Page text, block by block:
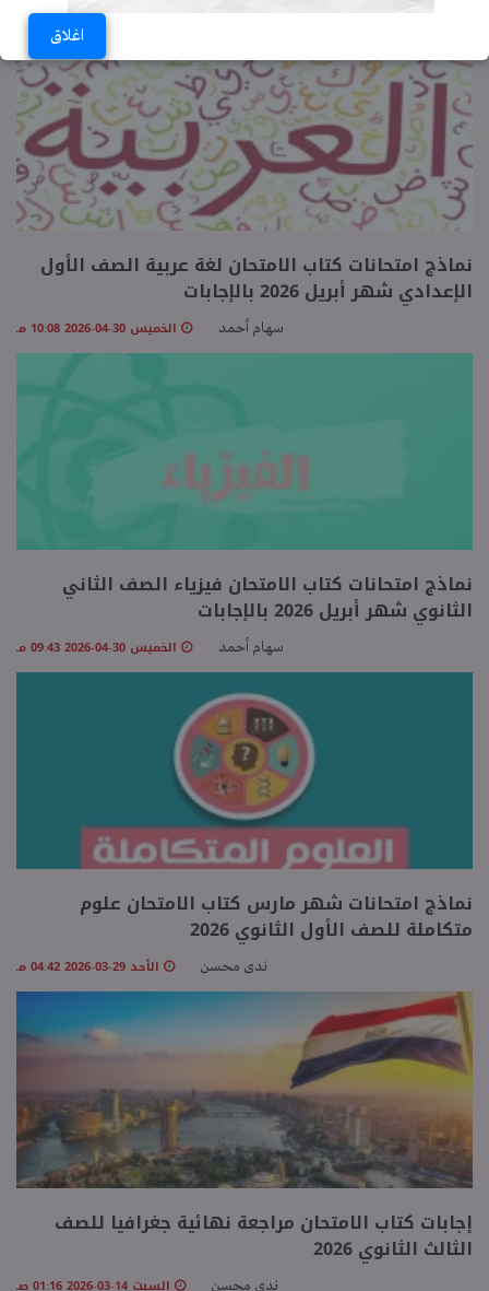
اغلاق
سهام أحمد
نماذج امتحانات كتاب الامتحان لغة عربية الصف الأول
الإعدادي شهر أبريل 2026 بالإجابات
سهام أحمد الخميس 30-04-2026 10:08 مـ
نماذج امتحانات كتاب الامتحان فيزياء الصف الثاني
الثانوي شهر أبريل 2026 بالإجابات
سهام أحمد الخميس 30-04-2026 09:43 مـ
نماذج امتحانات شهر مارس كتاب الامتحان علوم
متكاملة للصف الأول الثانوي 2026
ندى محسن الأحد 29-03-2026 04:42 مـ
إجابات كتاب الامتحان مراجعة نهائية جغرافيا للصف
الثالث الثانوي 2026
ندى محسن السبت 14-03-2026 01:16 صـ